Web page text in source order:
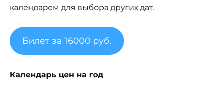
календарем для выбора других дат.
Билет за 16000 руб.
Календарь цен на год